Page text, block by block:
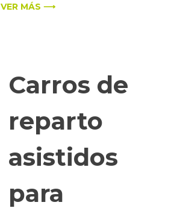
VER MÁS ⟶
Carros de
reparto
asistidos
para